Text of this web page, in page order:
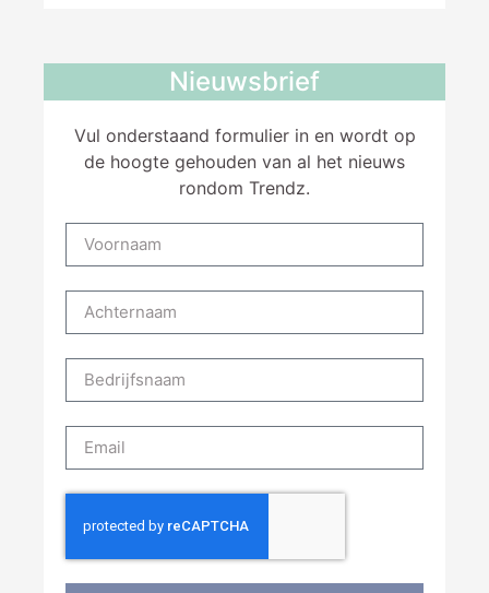
Nieuwsbrief
Vul onderstaand formulier in en wordt op
de hoogte gehouden van al het nieuws
rondom Trendz.